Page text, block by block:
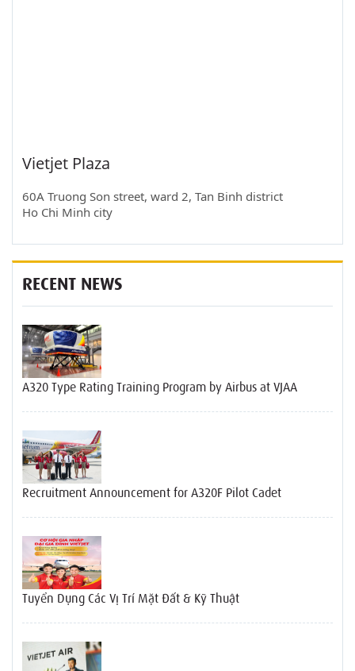
Vietjet Plaza
60A Truong Son street, ward 2, Tan Binh district
Ho Chi Minh city
RECENT NEWS
A320 Type Rating Training Program by Airbus at VJAA
Recruitment Announcement for A320F Pilot Cadet
Tuyển Dụng Các Vị Trí Mặt Đất & Kỹ Thuật